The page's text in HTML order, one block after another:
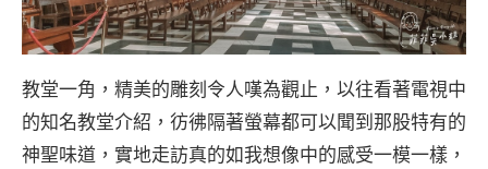
教堂一角，精美的雕刻令人嘆為觀止，以往看著電視中
的知名教堂介紹，彷彿隔著螢幕都可以聞到那股特有的
神聖味道，實地走訪真的如我想像中的感受一模一樣，